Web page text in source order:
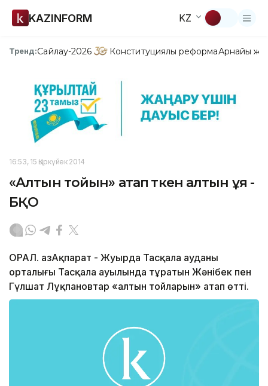
KAZINFORM KZ
Тренд:Сайлау-2026 Конституциялық реформаАрнайы
16:53, 15 Қыркүйек 2014
«Алтын тойын» атап өткен алтын ұя -
БҚО
ОРАЛ. ҚазАқпарат - Жуырда Тасқала ауданы
орталығы Тасқала ауылында тұратын Жәнібек пен
Гүлшат Лұқпановтар «алтын тойларын» атап өтті.